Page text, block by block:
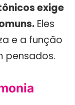
exige
Eles
e a função
pensados.